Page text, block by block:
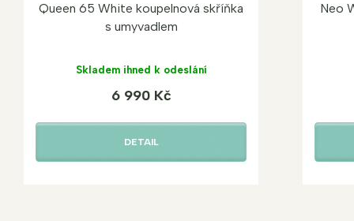
Queen 65 White koupelnová skříňka
s umyvadlem
Skladem ihned k odeslání
6 990 Kč
DETAIL
Neo